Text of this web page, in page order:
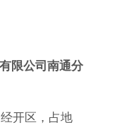
限公司南通分
开区，占地